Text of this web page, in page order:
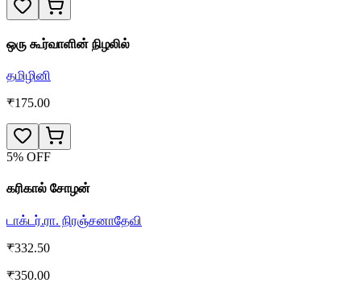
ஒரு கூர்வாளின் நிழலில்
தமிழினி
₹175.00
5% OFF
கரிகால் சோழன்
டாக்டர்.ரா. நிரஞ்சனாதேவி
₹332.50
₹350.00